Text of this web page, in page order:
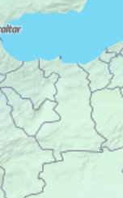
Le patrimoine
site inscrit au
biosphère de
et un parc
naturelles
000 km
pas seulement.
profiter des